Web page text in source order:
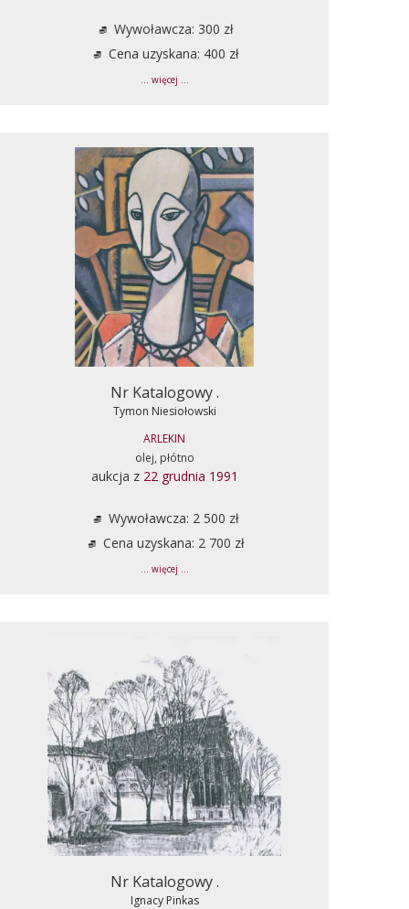
Wywoławcza: 300 zł
Cena uzyskana: 400 zł
... więcej ...
Nr Katalogowy .
Tymon Niesiołowski
ARLEKIN
olej, płótno
aukcja z 22 grudnia 1991
Wywoławcza: 2 500 zł
Cena uzyskana: 2 700 zł
... więcej ...
Nr Katalogowy .
Ignacy Pinkas